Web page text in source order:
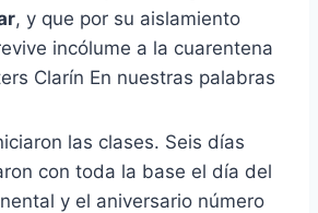
, y que por su aislamiento
incólume a la cuarentena
Clarín En nuestras palabras
las clases. Seis días
con toda la base el día del
y el aniversario número